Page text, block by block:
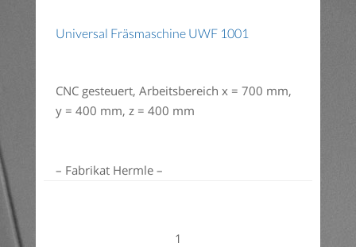
Universal Fräsmaschine UWF 1001
CNC gesteuert, Arbeitsbereich x = 700 mm,
y = 400 mm, z = 400 mm
– Fabrikat Hermle –
1